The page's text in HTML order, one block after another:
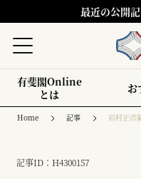
最近の公開
有斐閣Online
とは
お
Home 記事 岩村正彦
記事ID：H4300157